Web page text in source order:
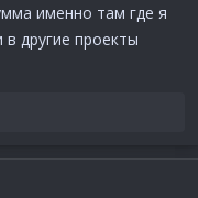
именно там где я
другие проекты